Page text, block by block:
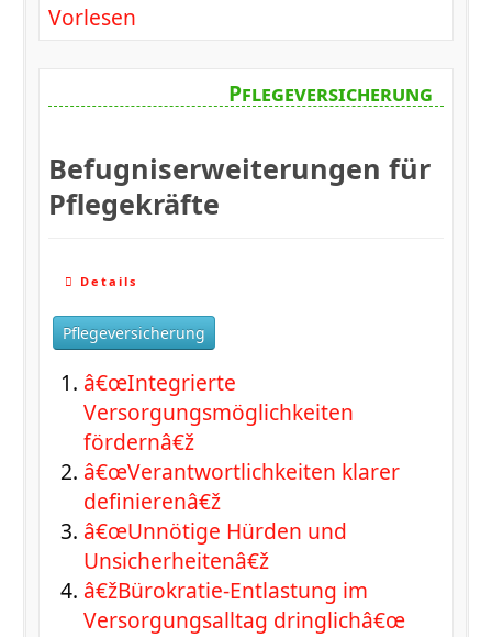
Vorlesen
Pflegeversicherung
Befugniserweiterungen für
Pflegekräfte
Details
Pflegeversicherung
â€œIntegrierte
Versorgungsmöglichkeiten
fördernâ€ž
â€œVerantwortlichkeiten klarer
definierenâ€ž
â€œUnnötige Hürden und
Unsicherheitenâ€ž
â€žBürokratie-Entlastung im
Versorgungsalltag dringlichâ€œ